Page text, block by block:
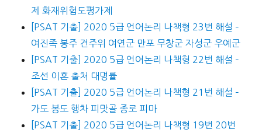
제 화재위험도평가제
[PSAT 기출] 2020 5급 언어논리 나책형 23번 해설 –
여진족 봉주 건주위 여연군 만포 무창군 자성군 우예군
[PSAT 기출] 2020 5급 언어논리 나책형 22번 해설 –
조선 이혼 출처 대명률
[PSAT 기출] 2020 5급 언어논리 나책형 21번 해설 –
가도 봉도 행차 피맛골 종로 피마
[PSAT 기출] 2020 5급 언어논리 나책형 19번 20번